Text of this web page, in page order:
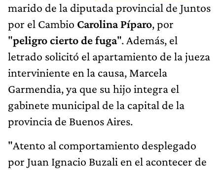
marido de la diputada provincial de Juntos
por el Cambio Carolina Píparo, por
"peligro cierto de fuga". Además, el
letrado solicitó el apartamiento de la jueza
interviniente en la causa, Marcela
Garmendia, ya que su hijo integra el
gabinete municipal de la capital de la
provincia de Buenos Aires.
"Atento al comportamiento desplegado
por Juan Ignacio Buzali en el acontecer de